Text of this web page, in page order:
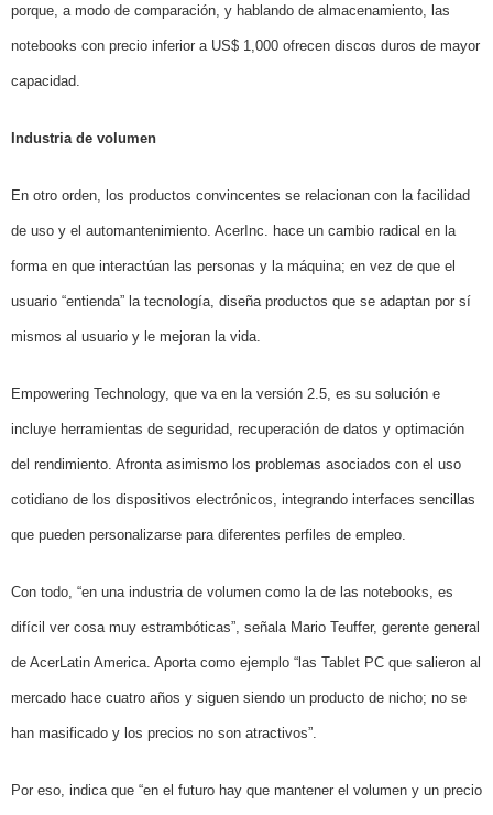
porque, a modo de comparación, y hablando de almacenamiento, las
notebooks con precio inferior a US$ 1,000 ofrecen discos duros de mayor
capacidad.
Industria de volumen
En otro orden, los productos convincentes se relacionan con la facilidad
de uso y el automantenimiento. AcerInc. hace un cambio radical en la
forma en que interactúan las personas y la máquina; en vez de que el
usuario “entienda” la tecnología, diseña productos que se adaptan por sí
mismos al usuario y le mejoran la vida.
Empowering Technology, que va en la versión 2.5, es su solución e
incluye herramientas de seguridad, recuperación de datos y optimación
del rendimiento. Afronta asimismo los problemas asociados con el uso
cotidiano de los dispositivos electrónicos, integrando interfaces sencillas
que pueden personalizarse para diferentes perfiles de empleo.
Con todo, “en una industria de volumen como la de las notebooks, es
difícil ver cosa muy estrambóticas”, señala Mario Teuffer, gerente general
de AcerLatin America. Aporta como ejemplo “las Tablet PC que salieron al
mercado hace cuatro años y siguen siendo un producto de nicho; no se
han masificado y los precios no son atractivos”.
Por eso, indica que “en el futuro hay que mantener el volumen y un precio